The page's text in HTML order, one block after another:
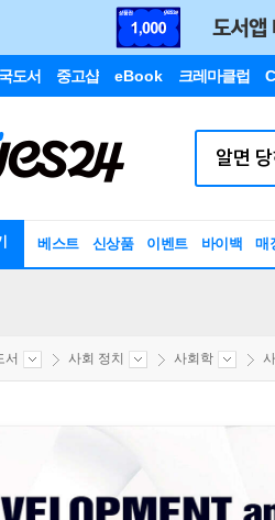
도서 중고샵 eBook 크레마클럽
베스트 신상품 이벤트 바이백 매
서 사회 정치 사회학